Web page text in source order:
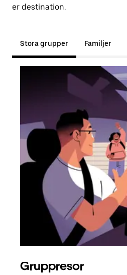
er destination.
Stora grupper Familjer
Gruppresor